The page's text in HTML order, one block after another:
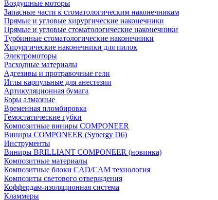
Воздушные моторы
Запасные части к стоматологическим наконечникам
Прямые и угловые хирургические наконечники
Прямые и угловые стоматологические наконечники
Турбинные стоматологические наконечники
Хирургические наконечники для пилок
Электромоторы
Расходные материалы
Адгезивы и протравочные гели
Иглы карпульные для анестезии
Артикуляционная бумага
Боры алмазные
Временная пломбировка
Гемостатические губки
Композитные виниры COMPONEER
Виниры COMPONEER (Synergy D6)
Инструменты
Виниры BRILLIANT COMPONEER (новинка)
Композитные материалы
Композитные блоки CAD/СAM технология
Композиты светового отверждения
Коффердам-изоляционная система
Кламмеры